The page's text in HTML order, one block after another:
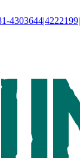
4303644|4222199|